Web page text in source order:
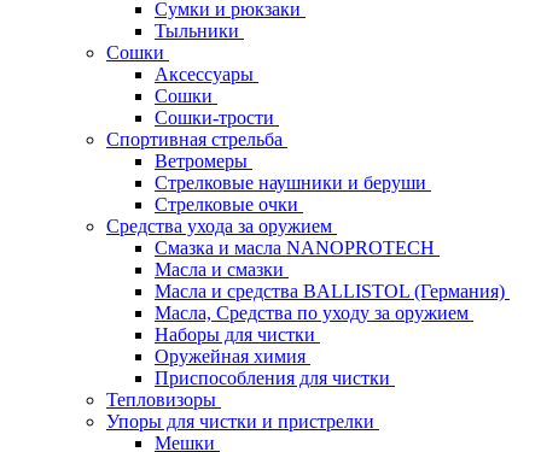
Сумки и рюкзаки
Тыльники
Сошки
Аксессуары
Сошки
Сошки-трости
Спортивная стрельба
Ветромеры
Стрелковые наушники и беруши
Стрелковые очки
Средства ухода за оружием
Смазка и масла NANOPROTECH
Масла и смазки
Масла и средства BALLISTOL (Германия)
Масла, Средства по уходу за оружием
Наборы для чистки
Оружейная химия
Приспособления для чистки
Тепловизоры
Упоры для чистки и пристрелки
Мешки